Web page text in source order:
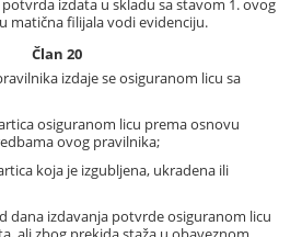
izdata u skladu sa stavom 1. ovog
matična filijala vodi evidenciju.
Član 20
izdaje se osiguranom licu sa
osiguranom licu prema osnovu
ovog pravilnika;
koja je izgubljena, ukradena ili
dana izdavanja potvrde osiguranom licu